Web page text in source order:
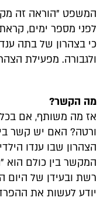
המשפט "הוראה זה
לפני מספר ימים,
כי בצהרון של בתה
ולגבורה. מפעילת
מה הקשר?
אז מה משותף, אם
ורטה? האם יש קשר
הצהרון שבו ענדו
המקשר בין כולם הוא
רשת ובעידן של היום
יודע לעשות את